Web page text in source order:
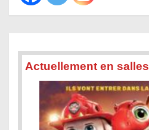
Actuellement en salles